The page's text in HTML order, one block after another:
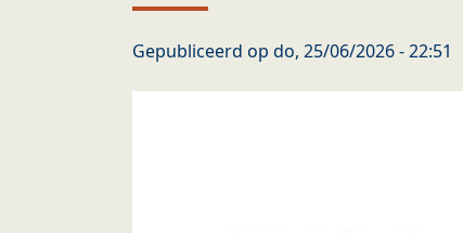
Gepubliceerd op do, 25/06/2026 - 22:51